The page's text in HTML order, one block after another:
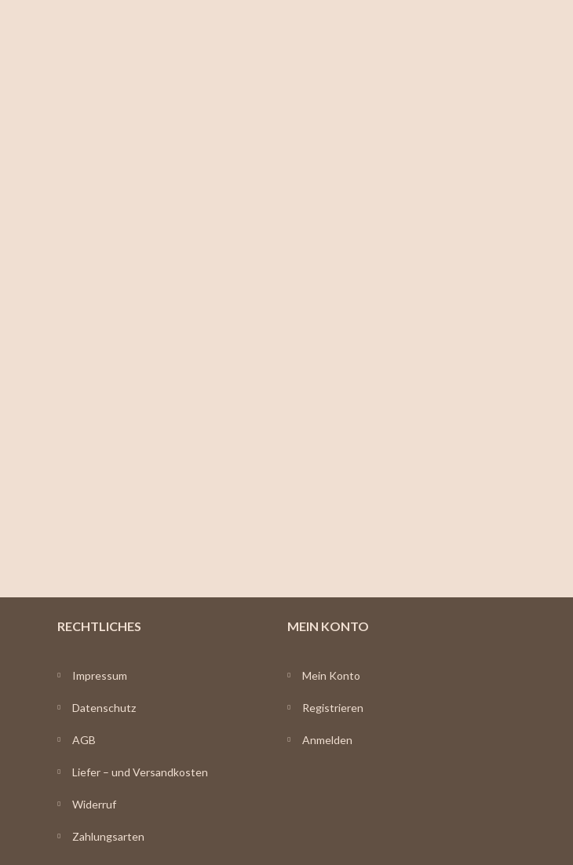
RECHTLICHES
Impressum
Datenschutz
AGB
Liefer – und Versandkosten
Widerruf
Zahlungsarten
MEIN KONTO
Mein Konto
Registrieren
Anmelden